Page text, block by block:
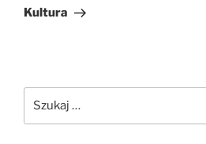
wpis
Kultura